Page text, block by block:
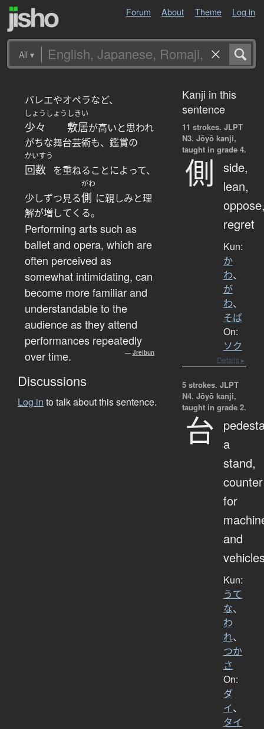
Forum About Theme Log in
All ▾
バレエやオペラなど、
しょうしょう
少々
しきい
敷居が高いと思われ
がちな舞台芸術も、鑑賞の
かいすう
回数 を重ねることによって、
少しずつ見る
がわ
側 に親しみと理
解が増してくる。
Performing arts such as
ballet and opera, which are
often perceived as
somewhat intimidating, can
become more familiar and
understandable to the
audience as they attend
performances repeatedly
over time.
— Jreibun
Discussions
Log in to talk about this sentence.
Kanji in this
sentence
11 strokes. JLPT
N3. Jōyō kanji,
taught in grade 4.
側
side,
lean,
regret
Kun:
か
わ、
が
わ、
そば
On:
ソク
Details ▸
5 strokes. JLPT
N4. Jōyō kanji,
taught in grade 2.
台
a
stand,
counter
for
and
Kun:
うて
な、
わ
れ、
つか
さ
On:
ダ
イ、
タイ